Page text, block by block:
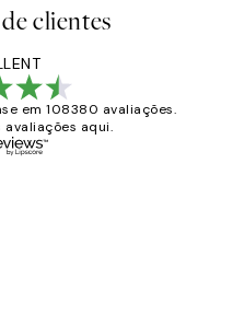
clientes
em 108380 avaliações.
avaliações aqui.